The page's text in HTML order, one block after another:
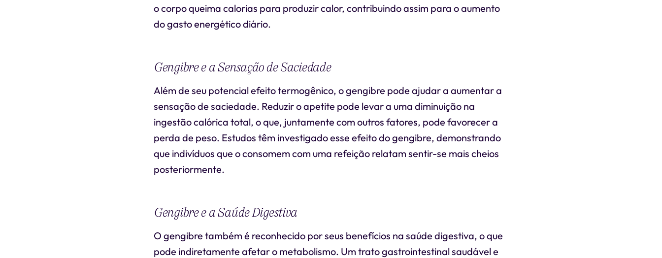
o corpo queima calorias para produzir calor, contribuindo assim para o aumento
do gasto energético diário.
Gengibre e a Sensação de Saciedade
Além de seu potencial efeito termogênico, o gengibre pode ajudar a aumentar a
sensação de saciedade. Reduzir o apetite pode levar a uma diminuição na
ingestão calórica total, o que, juntamente com outros fatores, pode favorecer a
perda de peso. Estudos têm investigado esse efeito do gengibre, demonstrando
que indivíduos que o consomem com uma refeição relatam sentir-se mais cheios
posteriormente.
Gengibre e a Saúde Digestiva
O gengibre também é reconhecido por seus benefícios na saúde digestiva, o que
pode indiretamente afetar o metabolismo. Um trato gastrointestinal saudável e